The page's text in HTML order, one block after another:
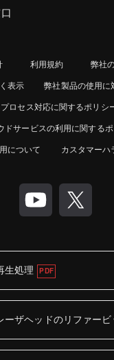
利用規約
弊社
表示
弊社製品の使用に
プロセス対応に関するポリシ
ドサービスの利用に関する
について
カスタマー
生処理
ーザヘッドのリファービ